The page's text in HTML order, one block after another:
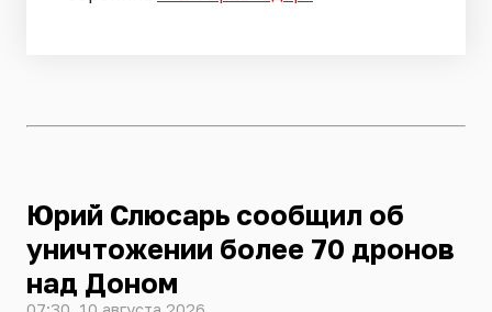
Юрий Слюсарь сообщил об
уничтожении более 70 дронов
над Доном